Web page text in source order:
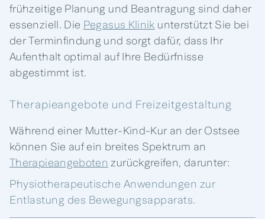
frühzeitige Planung und Beantragung sind daher
essenziell. Die Pegasus Klinik unterstützt Sie bei
der Terminfindung und sorgt dafür, dass Ihr
Aufenthalt optimal auf Ihre Bedürfnisse
abgestimmt ist.
Therapieangebote und Freizeitgestaltung
Während einer Mutter-Kind-Kur an der Ostsee
können Sie auf ein breites Spektrum an
Therapieangeboten zurückgreifen, darunter:
Physiotherapeutische Anwendungen zur
Entlastung des Bewegungsapparats.